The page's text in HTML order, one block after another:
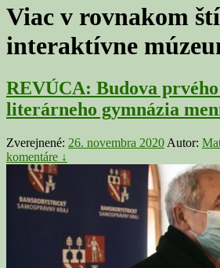
Viac v rovnakom
interaktívne
REVÚCA: Budova prvého
literárneho gymnázia
Zverejnené: 26. novembra 2020 Autor:
komentáre ↓